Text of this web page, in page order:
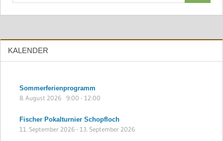
KALENDER
Sommerferienprogramm
8. August 2026 9:00 - 12:00
Fischer Pokalturnier Schopfloch
11. September 2026- 13. September 2026